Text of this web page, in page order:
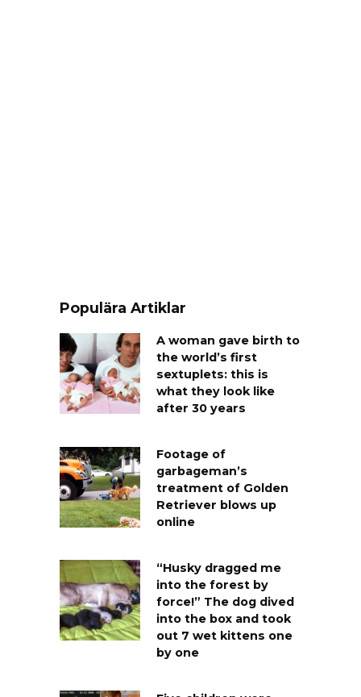
Populära Artiklar
A woman gave birth to
the world’s first
sextuplets: this is
what they look like
after 30 years
Footage of
garbageman’s
treatment of Golden
Retriever blows up
online
“Husky dragged me
into the forest by
force!” The dog dived
into the box and took
out 7 wet kittens one
by one